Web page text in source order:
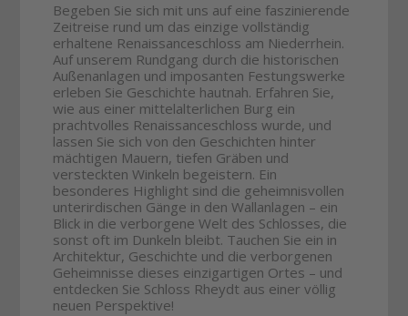
Begeben Sie sich mit uns auf eine faszinierende
Zeitreise rund um das einzige vollständig
erhaltene Renaissanceschloss am Niederrhein.
Auf unserem Rundgang durch die historischen
Außenanlagen und imposanten Festungswerke
erleben Sie Geschichte hautnah. Erfahren Sie,
wie aus einer mittelalterlichen Burg ein
prachtvolles Renaissanceschloss wurde, und
lassen Sie sich von den Geschichten hinter
mächtigen Mauern, tiefen Gräben und
versteckten Winkeln begeistern. Ein
besonderes Highlight sind die geheimnisvollen
unterirdischen Gänge in den Wallanlagen – ein
Blick in die verborgene Welt des Schlosses, die
sonst oft im Dunkeln bleibt. Tauchen Sie ein in
Architektur, Geschichte und die verborgenen
Geheimnisse dieses einzigartigen Ortes – und
entdecken Sie Schloss Rheydt aus einer völlig
neuen Perspektive!